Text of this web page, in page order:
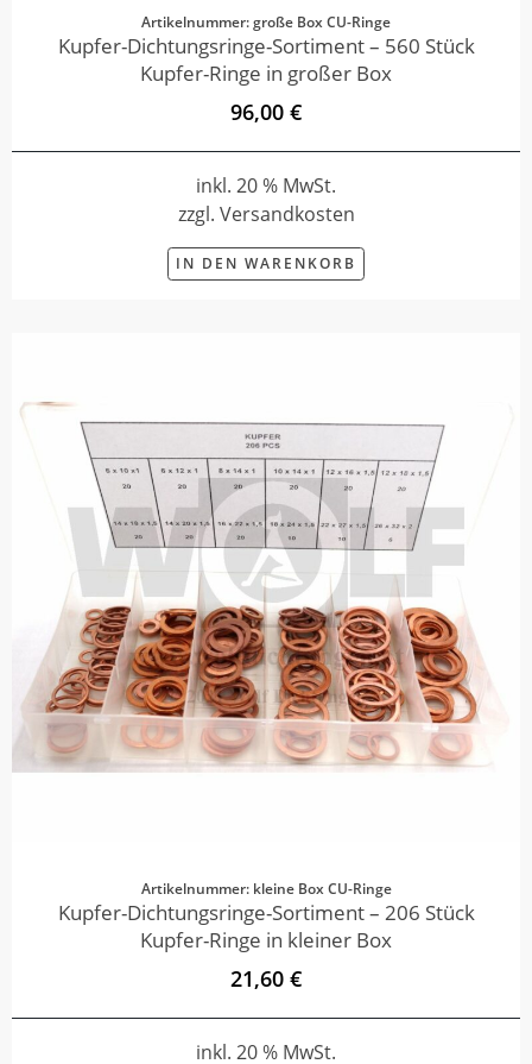
Artikelnummer: große Box CU-Ringe
Kupfer-Dichtungsringe-Sortiment – 560 Stück
Kupfer-Ringe in großer Box
96,00 €
inkl. 20 % MwSt.
zzgl. Versandkosten
IN DEN WARENKORB
Artikelnummer: kleine Box CU-Ringe
Kupfer-Dichtungsringe-Sortiment – 206 Stück
Kupfer-Ringe in kleiner Box
21,60 €
inkl. 20 % MwSt.